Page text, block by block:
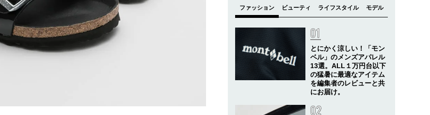
とにかく涼しい！「モン
ベル」のメンズアパレル
13選。ALL１万円台以下
の猛暑に最適なアイテム
を編集者のレビューと共
にお届け。